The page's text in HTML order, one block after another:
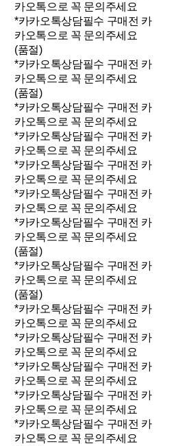
카오톡으로 꼭 문의주세요
*카카오톡상담필수 구매전 카
카오톡으로 꼭 문의주세요
(품절)
*카카오톡상담필수 구매전 카
카오톡으로 꼭 문의주세요
(품절)
*카카오톡상담필수 구매전 카
카오톡으로 꼭 문의주세요
*카카오톡상담필수 구매전 카
카오톡으로 꼭 문의주세요
*카카오톡상담필수 구매전 카
카오톡으로 꼭 문의주세요
*카카오톡상담필수 구매전 카
카오톡으로 꼭 문의주세요
*카카오톡상담필수 구매전 카
카오톡으로 꼭 문의주세요
(품절)
*카카오톡상담필수 구매전 카
카오톡으로 꼭 문의주세요
(품절)
*카카오톡상담필수 구매전 카
카오톡으로 꼭 문의주세요
*카카오톡상담필수 구매전 카
카오톡으로 꼭 문의주세요
*카카오톡상담필수 구매전 카
카오톡으로 꼭 문의주세요
*카카오톡상담필수 구매전 카
카오톡으로 꼭 문의주세요
*카카오톡상담필수 구매전 카
카오톡으로 꼭 문의주세요